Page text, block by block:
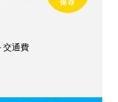
交通費